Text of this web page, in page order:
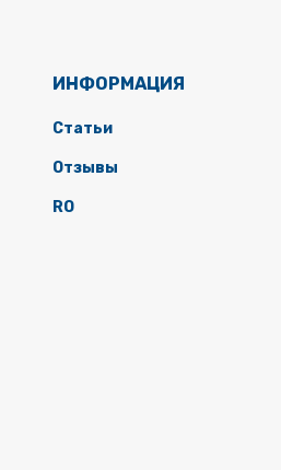
ИНФОРМАЦИЯ
Статьи
Отзывы
RO